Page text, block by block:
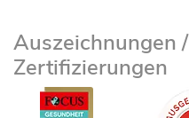
Auszeichnungen /
Zertifizierungen